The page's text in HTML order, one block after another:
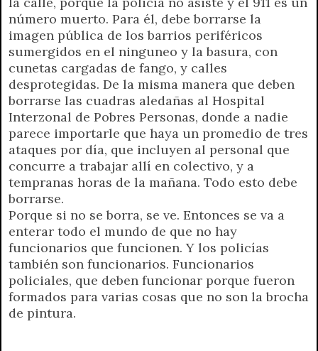
número muerto. Para él, debe borrarse la
imagen pública de los barrios periféricos
sumergidos en el ninguneo y la basura, con
cunetas cargadas de fango, y calles
desprotegidas. De la misma manera que deben
borrarse las cuadras aledañas al Hospital
Interzonal de Pobres Personas, donde a nadie
parece importarle que haya un promedio de tres
ataques por día, que incluyen al personal que
concurre a trabajar allí en colectivo, y a
tempranas horas de la mañana. Todo esto debe
borrarse.
Porque si no se borra, se ve. Entonces se va a
enterar todo el mundo de que no hay
funcionarios que funcionen. Y los policías
también son funcionarios. Funcionarios
policiales, que deben funcionar porque fueron
formados para varias cosas que no son la brocha
de pintura.